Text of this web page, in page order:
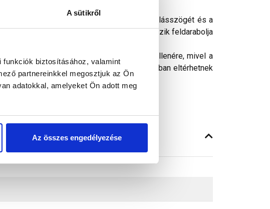
A sütikről
biztosításához, valamint
partnereinkkel megosztjuk az Ön
adatokkal, amelyeket Ön adott meg
Az összes engedélyezése
figyelembe kell venni a tető hajlásszögét és a
szerint olvadásig, vagy ha az megcsúszik feldarabolja
kampóként nem használhatók.
valósághű megjelenítését. Ennek ellenére, mivel a
a képeken látható színek árnyalataikban eltérhetnek